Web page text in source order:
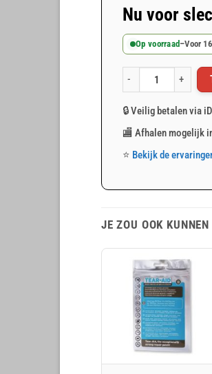
Nu voor
Op voorraad–Voor
Groen PVC afdekzeil
🔒 Veilig betalen via
🏬 Afhalen mogelijk
⭐ Bekijk de
JE ZOU OOK